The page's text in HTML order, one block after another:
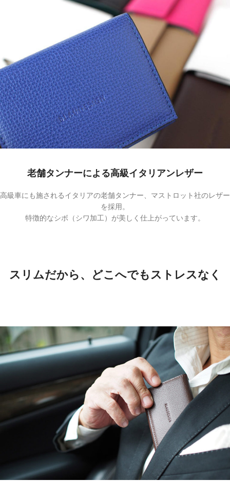
老舗タンナーによる高級イタリアンレザー
高級車にも施されるイタリアの老舗タンナー、マストロット社のレザー
を採用。
特徴的なシボ（シワ加工）が美しく仕上がっています。
スリムだから、どこへでもストレスなく